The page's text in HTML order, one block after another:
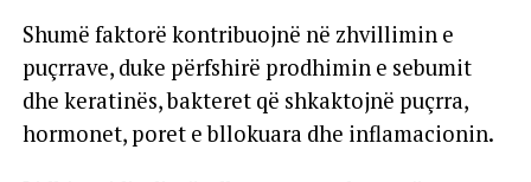
Shumë faktorë kontribuojnë në zhvillimin e
puçrrave, duke përfshirë prodhimin e sebumit
dhe keratinës, bakteret që shkaktojnë puçrra,
hormonet, poret e bllokuara dhe inflamacionin.